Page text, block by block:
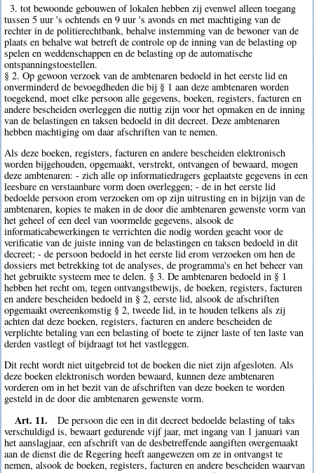
3. tot bewoonde gebouwen of lokalen hebben zij evenwel alleen toegang
tussen 5 uur 's ochtends en 9 uur 's avonds en met machtiging van de
rechter in de politierechtbank, behalve instemming van de bewoner van de
plaats en behalve wat betreft de controle op de inning van de belasting op
spelen en weddenschappen en de belasting op de automatische
ontspanningstoestellen.
§ 2. Op gewoon verzoek van de ambtenaren bedoeld in het eerste lid en
onverminderd de bevoegdheden die bij § 1 aan deze ambtenaren worden
toegekend, moet elke persoon alle gegevens, boeken, registers, facturen en
andere bescheiden overleggen die nuttig zijn voor het opmaken en de inning
van de belastingen en taksen bedoeld in dit decreet. Deze ambtenaren
hebben machtiging om daar afschriften van te nemen.
Als deze boeken, registers, facturen en andere bescheiden elektronisch
worden bijgehouden, opgemaakt, verstrekt, ontvangen of bewaard, mogen
deze ambtenaren: - zich alle op informatiedragers geplaatste gegevens in een
leesbare en verstaanbare vorm doen overleggen; - de in het eerste lid
bedoelde persoon erom verzoeken om op zijn uitrusting en in bijzijn van de
ambtenaren, kopies te maken in de door die ambtenaren gewenste vorm van
het geheel of een deel van voormelde gegevens, alsook de
informaticabewerkingen te verrichten die nodig worden geacht voor de
verificatie van de juiste inning van de belastingen en taksen bedoeld in dit
decreet; - de persoon bedoeld in het eerste lid erom verzoeken om hen de
dossiers met betrekking tot de analyses, de programma's en het beheer van
het gebruikte systeem mee te delen. § 3. De ambtenaren bedoeld in § 1
hebben het recht om, tegen ontvangstbewijs, de boeken, registers, facturen
en andere bescheiden bedoeld in § 2, eerste lid, alsook de afschriften
opgemaakt overeenkomstig § 2, tweede lid, in te houden telkens als zij
achten dat deze boeken, registers, facturen en andere bescheiden de
verplichte betaling van een belasting of boete te zijner laste of ten laste van
derden vastlegt of bijdraagt tot het vastleggen.
Dit recht wordt niet uitgebreid tot de boeken die niet zijn afgesloten. Als
deze boeken elektronisch worden bewaard, kunnen deze ambtenaren
vorderen om in het bezit van de afschriften van deze boeken te worden
gesteld in de door die ambtenaren gewenste vorm.
Art. 11.
De persoon die een in dit decreet bedoelde belasting of taks
verschuldigd is, bewaart gedurende vijf jaar, met ingang van 1 januari van
het aanslagjaar, een afschrift van de desbetreffende aangiften overgemaakt
aan de dienst die de Regering heeft aangewezen om ze in ontvangst te
nemen, alsook de boeken, registers, facturen en andere bescheiden waarvan